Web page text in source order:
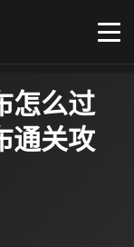
怎么过
通关攻